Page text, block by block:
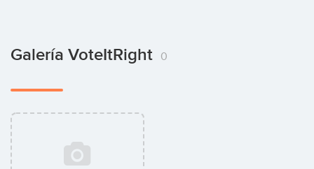
Galería VoteItRight 0